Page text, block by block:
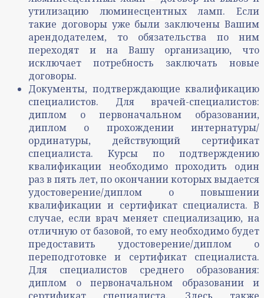
утилизацию люминесцентных ламп. Если
такие договоры уже были заключены Вашим
арендодателем, то обязательства по ним
переходят и на Вашу организацию, что
исключает потребность заключать новые
договоры.
Документы, подтверждающие квалификацию
специалистов. Для врачей-специалистов:
диплом о первоначальном образовании,
диплом о прохождении интернатуры/
ординатуры, действующий сертификат
специалиста. Курсы по подтверждению
квалификации необходимо проходить один
раз в пять лет, по окончании которых выдается
удостоверение/диплом о повышении
квалификации и сертификат специалиста. В
случае, если врач меняет специализацию, на
отличную от базовой, то ему необходимо будет
предоставить удостоверение/диплом о
переподготовке и сертификат специалиста.
Для специалистов среднего образования:
диплом о первоначальном образовании и